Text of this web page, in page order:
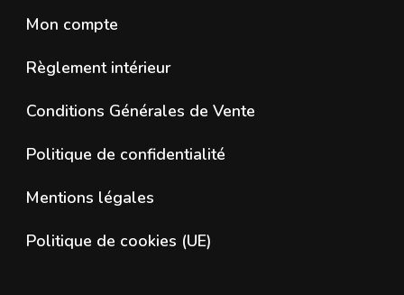
Mon compte
Règlement intérieur
Conditions Générales de Vente
Politique de confidentialité
Mentions légales
Politique de cookies (UE)